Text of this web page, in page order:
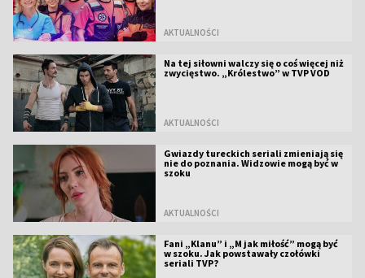
AKTUALNOŚCI
Na tej siłowni walczy się o coś więcej niż
zwycięstwo. „Królestwo” w TVP VOD
AKTUALNOŚCI
Gwiazdy tureckich seriali zmieniają się
nie do poznania. Widzowie mogą być w
szoku
AKTUALNOŚCI
Fani „Klanu” i „M jak miłość” mogą być
w szoku. Jak powstawały czołówki
seriali TVP?